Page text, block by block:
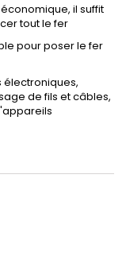
il suffit
tout le fer
pour poser le fer
de fils et câbles,